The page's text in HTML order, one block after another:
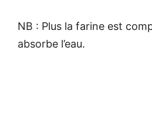
NB : Plus la farine est
absorbe l’eau.